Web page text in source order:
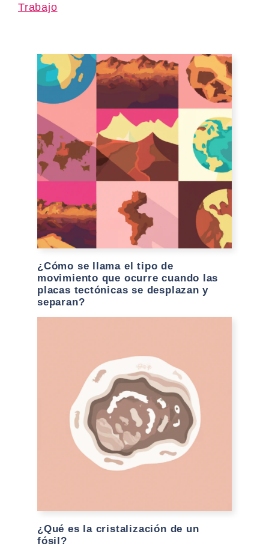
Trabajo
¿Cómo se llama el tipo de
movimiento que ocurre cuando las
placas tectónicas se desplazan y
separan?
¿Qué es la cristalización de un
fósil?